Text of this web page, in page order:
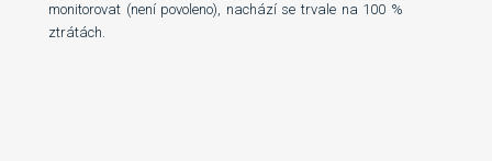
monitorovat (není povoleno), nachází se trvale na 100 %
ztrátách.